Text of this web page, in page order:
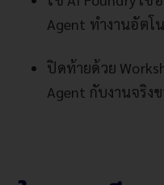
Agent ทำงานอัตโ
ปิดท้ายด้วย
Agent กับงานจริง